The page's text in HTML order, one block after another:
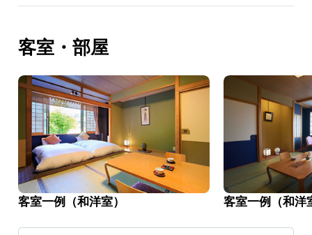
客室・部屋
客室一例（和洋室） 客室一例（和洋